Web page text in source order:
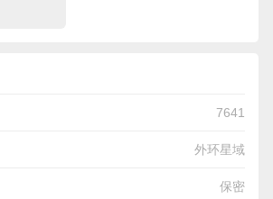
7641
外环星域
保密